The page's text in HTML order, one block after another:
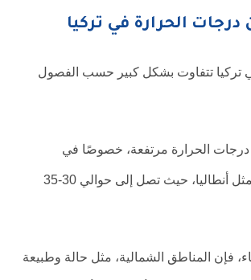
الحرارة في تركيا
تركيا تتفاوت بشكل كبير حسب الفصول
الحرارة مرتفعة، خصوصًا في
المناطق الجنوبية مثل أنطاليا، حيث تصل إلى حوالي 30-35
فإن المناطق الشمالية، مثل حالة وطبيعة